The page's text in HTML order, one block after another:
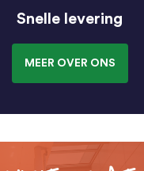
Snelle levering
MEER OVER ONS